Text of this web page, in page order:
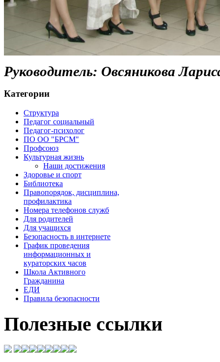
Руководитель: Овсяникова
Категории
Структура
Педагог социальный
Педагог-психолог
ПО ОО "БРСМ"
Профсоюз
Культурная жизнь
Наши достижения
Здоровье и спорт
Библиотека
Правопорядок, дисциплина,
профилактика
Номера телефонов служб
Для родителей
Для учащихся
Безопасность в интернете
График проведения
информационных и
кураторских часов
Школа Активного
Гражданина
ЕДИ
Правила безопасности
Полезные ссылки